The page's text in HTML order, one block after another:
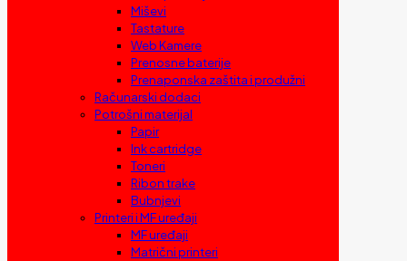
Miševi
Tastature
Web Kamere
Prenosne baterije
Prenaponska zaštita i produžni
Računarski dodaci
Potrošni materijal
Papir
Ink cartridge
Toneri
Ribon trake
Bubnjevi
Printeri i MF uređaji
MF uređaji
Matrični printeri